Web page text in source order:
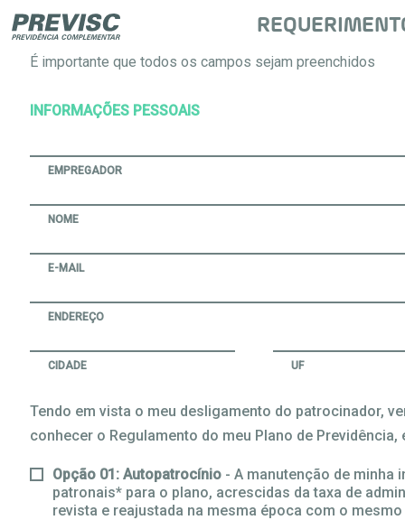
É importante que todos os campos sejam preenchidos
INFORMAÇÕES PESSOAIS
EMPREGADOR
NOME
E-MAIL
ENDEREÇO
CIDADE UF
Tendo em vista o meu desligamento do patrocinador,
conhecer o Regulamento do meu Plano de
Opção 01: Autopatrocínio - A manutenção de
patronais* para o plano, acrescidas da taxa de
revista e reajustada na mesma época com o